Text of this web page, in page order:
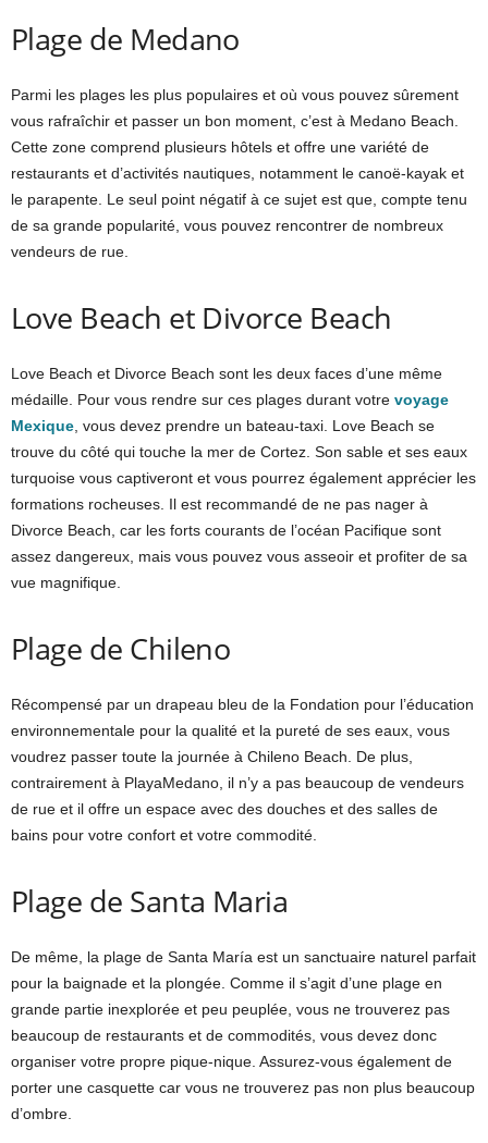
Plage de Medano
Parmi les plages les plus populaires et où vous pouvez sûrement
vous rafraîchir et passer un bon moment, c’est à Medano Beach.
Cette zone comprend plusieurs hôtels et offre une variété de
restaurants et d’activités nautiques, notamment le canoë-kayak et
le parapente. Le seul point négatif à ce sujet est que, compte tenu
de sa grande popularité, vous pouvez rencontrer de nombreux
vendeurs de rue.
Love Beach et Divorce Beach
Love Beach et Divorce Beach sont les deux faces d’une même
médaille. Pour vous rendre sur ces plages durant votre voyage
Mexique, vous devez prendre un bateau-taxi. Love Beach se
trouve du côté qui touche la mer de Cortez. Son sable et ses eaux
turquoise vous captiveront et vous pourrez également apprécier les
formations rocheuses. Il est recommandé de ne pas nager à
Divorce Beach, car les forts courants de l’océan Pacifique sont
assez dangereux, mais vous pouvez vous asseoir et profiter de sa
vue magnifique.
Plage de Chileno
Récompensé par un drapeau bleu de la Fondation pour l’éducation
environnementale pour la qualité et la pureté de ses eaux, vous
voudrez passer toute la journée à Chileno Beach. De plus,
contrairement à PlayaMedano, il n’y a pas beaucoup de vendeurs
de rue et il offre un espace avec des douches et des salles de
bains pour votre confort et votre commodité.
Plage de Santa Maria
De même, la plage de Santa María est un sanctuaire naturel parfait
pour la baignade et la plongée. Comme il s’agit d’une plage en
grande partie inexplorée et peu peuplée, vous ne trouverez pas
beaucoup de restaurants et de commodités, vous devez donc
organiser votre propre pique-nique. Assurez-vous également de
porter une casquette car vous ne trouverez pas non plus beaucoup
d’ombre.